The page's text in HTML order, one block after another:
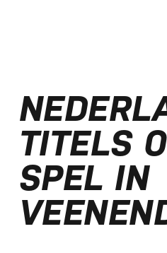
Selectie EK lange
Kalenders T50 en T100
Tour 2027 bekend
NTB ontvangt bijdrage
Loterij​
ALLE
TITELS
SPEL IN